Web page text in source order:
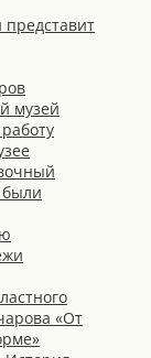
музей
«От